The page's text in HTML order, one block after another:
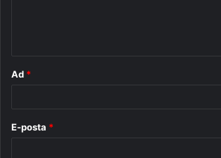
Ad *
E-posta *